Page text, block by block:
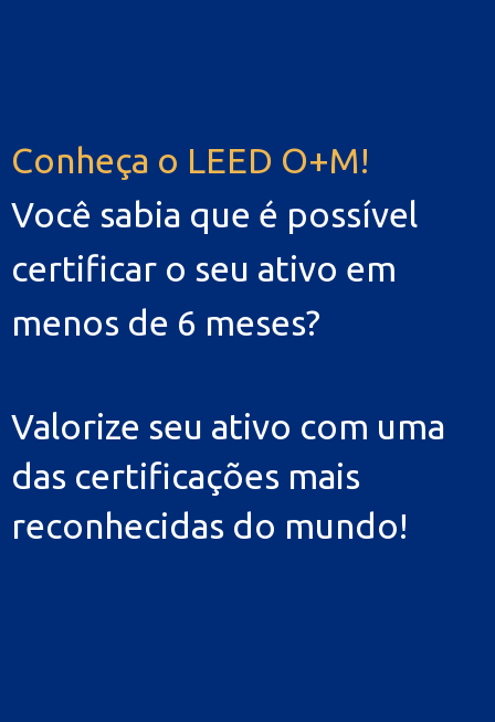
Conheça o LEED O+M!
Você sabia que é possível
certificar o seu ativo em
menos de 6 meses?
Valorize seu ativo com uma
das certificações mais
reconhecidas do mundo!